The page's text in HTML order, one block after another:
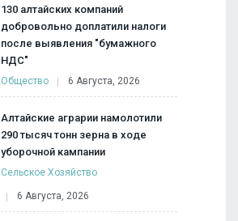
130 алтайских компаний
добровольно доплатили налоги
после выявления "бумажного
НДС"
Общество 6 Августа, 2026
Алтайские аграрии намолотили
290 тысяч тонн зерна в ходе
уборочной кампании
Сельское Хозяйство
6 Августа, 2026